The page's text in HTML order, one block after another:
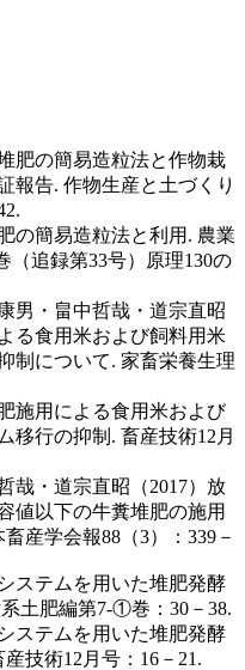
肥の簡易造粒法と作物栽
報告. 作物生産と土づくり
の簡易造粒法と利用. 農業
追録第33号）原理130の
男・畠中哲哉・道宗直昭
る食用米および飼料用米
制について. 家畜栄養生理
施用による食用米および
移行の抑制. 畜産技術12月
哉・道宗直昭（2017）放
値以下の牛糞堆肥の施用
産学会報88（3）：339－
ステムを用いた堆肥発酵
土肥編第7-①巻：30－38.
ステムを用いた堆肥発酵
技術12月号：16－21.